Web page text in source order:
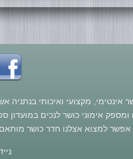
אינטימי, מקצועי ואיכותי
ומספק אימוני כושר לנכים במועדון
אפשר למצוא אצלנו חדר כושר מותאם
נייד: 052-